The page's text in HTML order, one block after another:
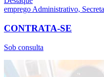
emprego Administrativo,
CONTRATA-SE
Sob consulta